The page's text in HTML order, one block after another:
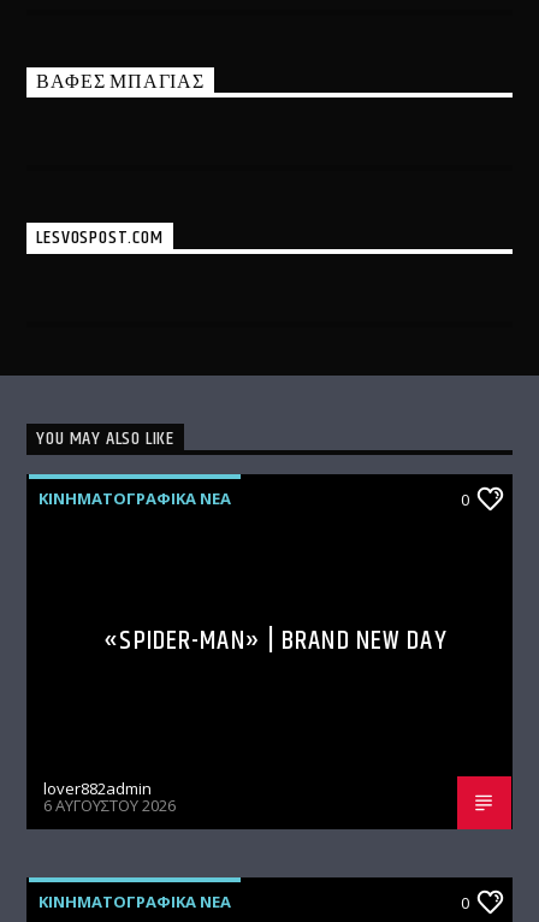
ΒΑΦΕΣ ΜΠΑΓΙΑΣ
LESVOSPOST.COM
YOU MAY ALSO LIKE
ΚΙΝΗΜΑΤΟΓΡΑΦΙΚΑ ΝΕΑ 0
«SPIDER-MAN» | BRAND NEW DAY
lover882admin
6 ΑΥΓΟΎΣΤΟΥ 2026
ΚΙΝΗΜΑΤΟΓΡΑΦΙΚΑ ΝΕΑ 0